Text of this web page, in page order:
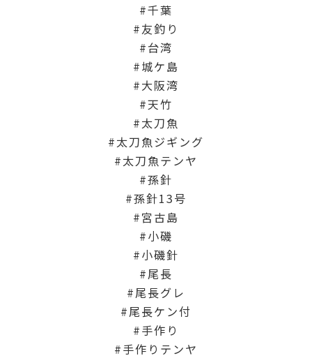
千葉
友釣り
台湾
城ケ島
大阪湾
天竹
太刀魚
太刀魚ジギング
太刀魚テンヤ
孫針
孫針13号
宮古島
小磯
小磯針
尾長
尾長グレ
尾長ケン付
手作り
手作りテンヤ